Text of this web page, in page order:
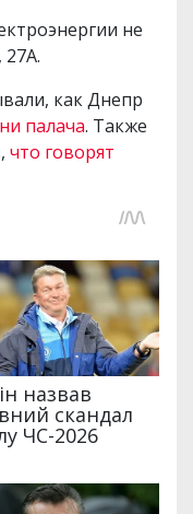
не
27А.
как Днепр
палача. Также
что говорят